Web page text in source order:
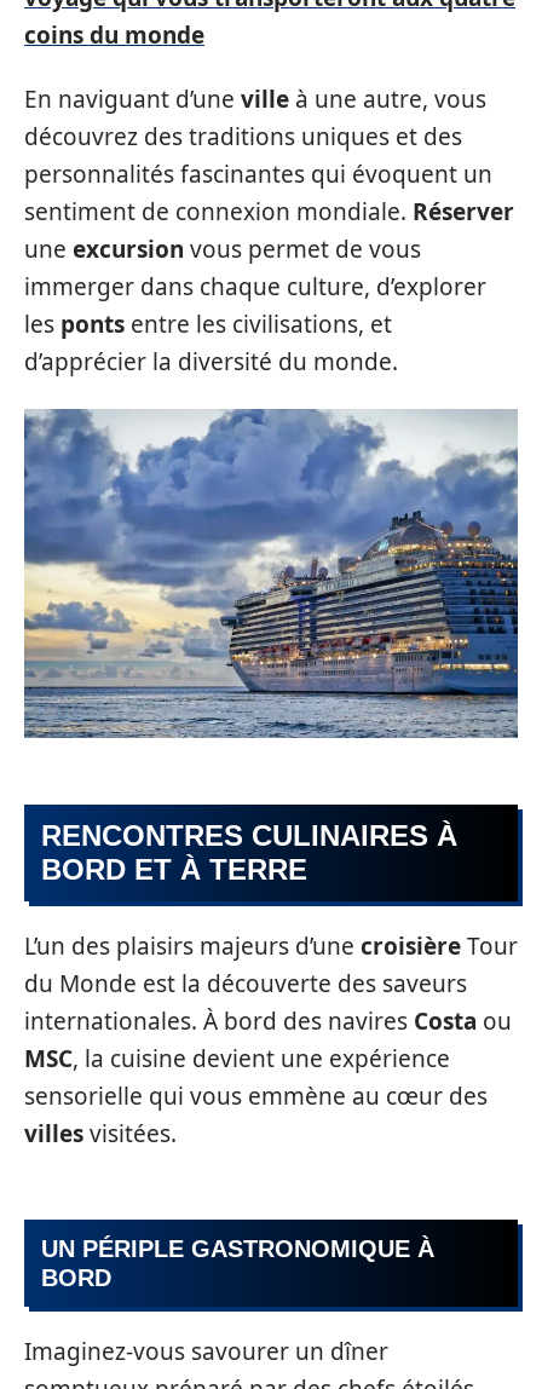
coins du monde
En naviguant d’une ville à une autre, vous
découvrez des traditions uniques et des
personnalités fascinantes qui évoquent un
sentiment de connexion mondiale. Réserver
une excursion vous permet de vous
immerger dans chaque culture, d’explorer
les ponts entre les civilisations, et
d’apprécier la diversité du monde.
RENCONTRES CULINAIRES À
BORD ET À TERRE
L’un des plaisirs majeurs d’une croisièreTour
du Monde est la découverte des saveurs
internationales. À bord des navires Costa ou
MSC, la cuisine devient une expérience
sensorielle qui vous emmène au cœur des
villesvisitées.
UN PÉRIPLE GASTRONOMIQUE À
BORD
Imaginez-vous savourer un dîner